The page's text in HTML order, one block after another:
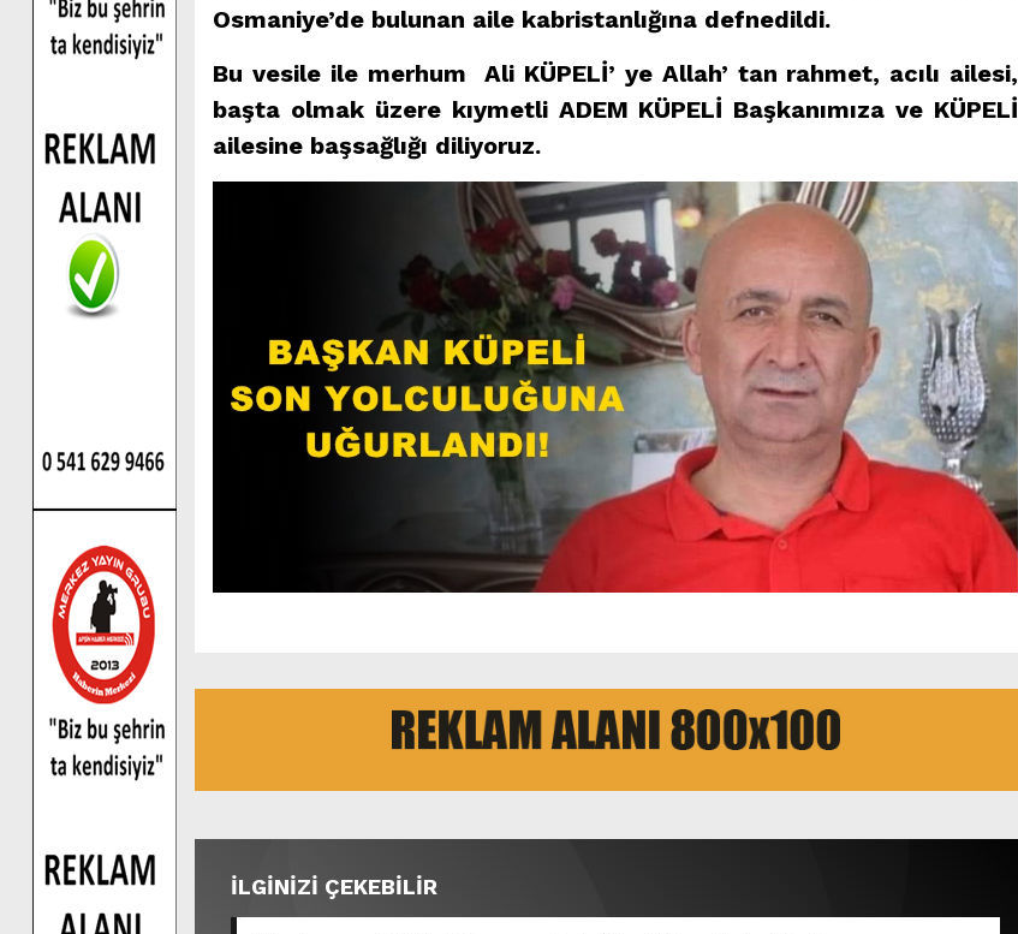
Osmaniye’de bulunan aile kabristanlığına defnedildi.
Bu vesile ile merhum Ali KÜPELİ’ ye Allah’ tan rahmet, acılı ailesi,
başta olmak üzere kıymetli ADEM KÜPELİ Başkanımıza ve KÜPELİ
ailesine başsağlığı diliyoruz.
İLGİNİZİ ÇEKEBİLİR